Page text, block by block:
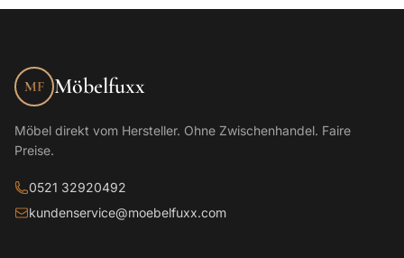
MF Möbelfuxx
Möbel direkt vom Hersteller. Ohne Zwischenhandel. Faire
Preise.
0521 32920492
kundenservice@moebelfuxx.com